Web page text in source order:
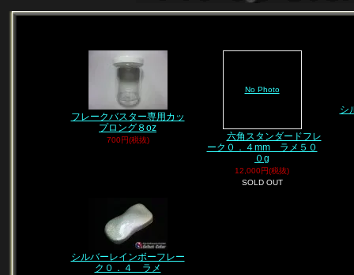
フレークバスター専用カッ
プロング８oz
700円(税抜)
No Photo
六角スタンダードフレ
ーク０．４mm ラメ５０
０g
12,000円(税抜)
SOLD OUT
シ
シルバーレインボーフレー
ク０．４ ラメ